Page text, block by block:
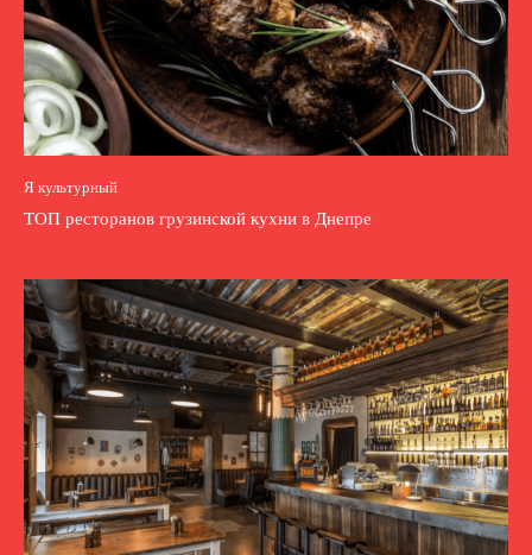
Я культурный
ТОП ресторанов грузинской кухни в Днепре